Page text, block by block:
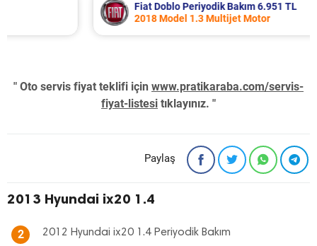
Fiat Doblo Periyodik Bakım 6.951 TL
2018 Model 1.3 Multijet Motor
" Oto servis fiyat teklifi için www.pratikaraba.com/servis-
fiyat-listesi tıklayınız. "
Paylaş
2013 Hyundai ix20 1.4
2 2012 Hyundai ix20 1.4 Periyodik Bakım